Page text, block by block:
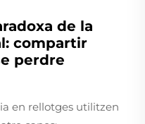
de la
compartir
perdre
en rellotges utilitzen